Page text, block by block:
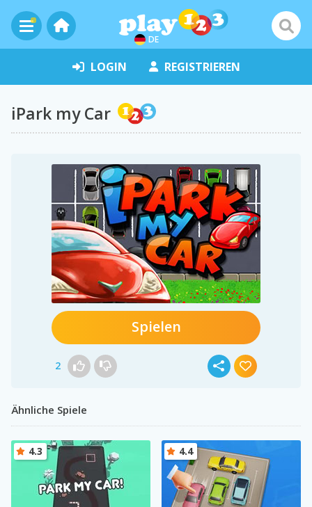
DE
LOGIN REGISTRIEREN
iPark my Car
Spielen
2
Ähnliche Spiele
4.3 4.4